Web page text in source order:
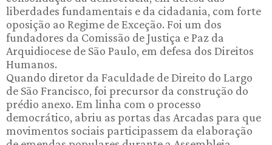
liberdades fundamentais e da cidadania, com forte
oposição ao Regime de Exceção. Foi um dos
fundadores da Comissão de Justiça e Paz da
Arquidiocese de São Paulo, em defesa dos Direitos
Humanos.
Quando diretor da Faculdade de Direito do Largo
de São Francisco, foi precursor da construção do
prédio anexo. Em linha com o processo
democrático, abriu as portas das Arcadas para que
movimentos sociais participassem da elaboração